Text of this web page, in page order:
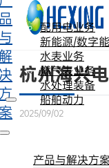
跳转到主要内容 跳转
配用电业务
新能源/数字
水表业务
燃气表业务
水处理装备
船舶动力
产品与解决方
杭州海兴
2025/09/02